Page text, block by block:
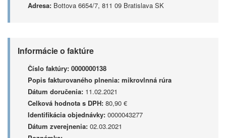
Adresa: Bottova 6654/7, 811 09 Bratislava SK
Informácie o faktúre
Číslo faktúry: 0000000138
Popis fakturovaného plnenia: mikrovlnná rúra
Dátum doručenia: 11.02.2021
Celková hodnota s DPH: 80,90 €
Identifikácia objednávky: 0000043277
Dátum zverejnenia: 02.03.2021